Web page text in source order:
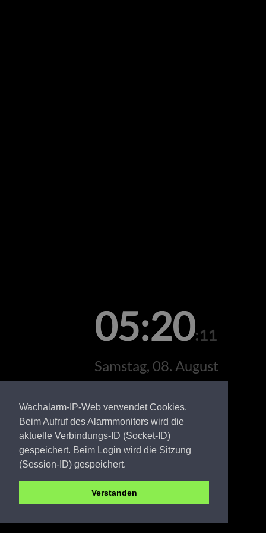
Wachalarm-IP-Web verwendet Cookies.
Beim Aufruf des Alarmmonitors wird die
aktuelle Verbindungs-ID (Socket-ID)
gespeichert. Beim Login wird die Sitzung
(Session-ID) gespeichert.
Verstanden
05:20:11
Samstag, 08. August
EE FW Döllingen